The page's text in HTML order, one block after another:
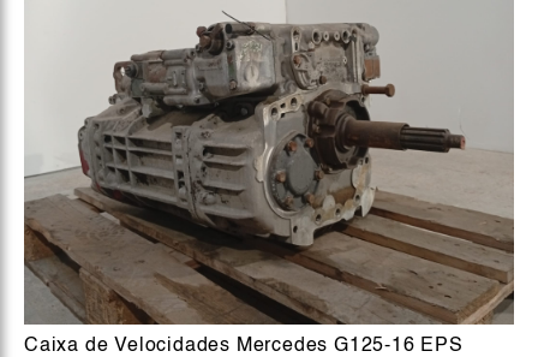
Caixa de Velocidades Mercedes G125-16 EPS